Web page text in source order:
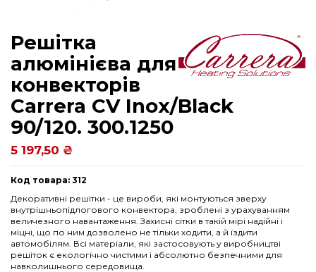
Решітка
алюмінієва для
конвекторів
Carrera СV Inox/Black
90/120. 300.1250
5 197,50 ₴
Код товара: 312
Декоративні решітки - це вироби, які монтуються зверху
внутрішньопідлогового конвектора, зроблені з урахуванням
величезного навантаження. Захисні сітки в такій мірі надійні і
міцні, що по ним дозволено не тільки ходити, а й їздити
автомобілям. Всі матеріали, які застосовують у виробництві
решіток є екологічно чистими і абсолютно безпечними для
навколишнього середовища.